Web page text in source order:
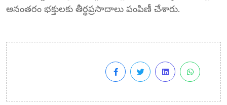
అనంతరం భక్తులకు తీర్థప్రసాదాలు పంపిణీ చేశారు.